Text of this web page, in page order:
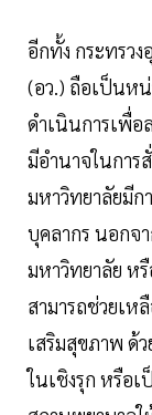
อีกทั้ง กระทรว
(อว.) ถือเป็นหน่
ดำเนินการเพื่อ
มีอำนาจในการ
มหาวิทยาลัยมี
บุคลากร นอกจ
มหาวิทยาลัย ห
สามารถช่วยเห
เสริมสุขภาพ ด้
ในเชิงรุก หรือ